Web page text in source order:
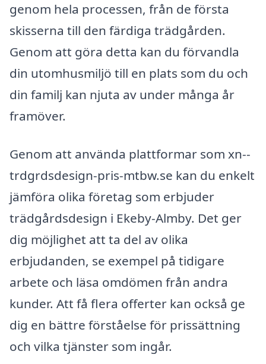
genom hela processen, från de första
skisserna till den färdiga trädgården.
Genom att göra detta kan du förvandla
din utomhusmiljö till en plats som du och
din familj kan njuta av under många år
framöver.
Genom att använda plattformar som xn--
trdgrdsdesign-pris-mtbw.se kan du enkelt
jämföra olika företag som erbjuder
trädgårdsdesign i Ekeby-Almby. Det ger
dig möjlighet att ta del av olika
erbjudanden, se exempel på tidigare
arbete och läsa omdömen från andra
kunder. Att få flera offerter kan också ge
dig en bättre förståelse för prissättning
och vilka tjänster som ingår.